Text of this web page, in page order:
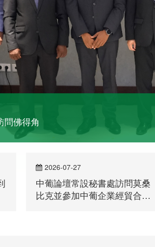
問佛得角
2026-07-27
中葡論壇常設秘書處訪問莫桑
比克並參加中葡企業經貿合作